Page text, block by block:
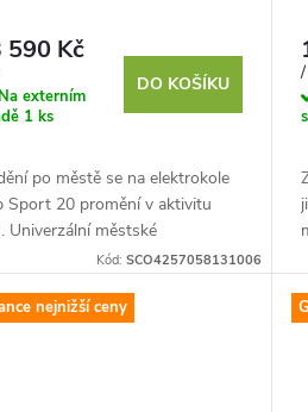
590 Kč
Na externím
1 ks
DO KOŠÍKU
po městě se na elektrokole
Sport 20 promění v aktivitu
Univerzální městské
vyváženě kombinuje
Kód: SCO4257058131006
nejnižší ceny